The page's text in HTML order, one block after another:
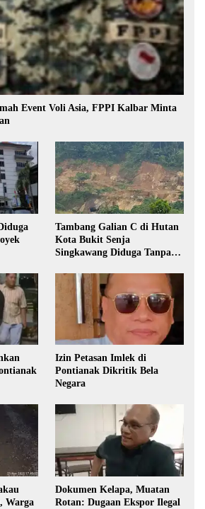
Event Voli Asia, FPPI Kalbar Minta
Tambang Galian C di Hutan
Kota Bukit Senja
Singkawang Diduga Tanpa
Izin Petasan Imlek di
Pontianak Dikritik Bela
Negara
Warga
Dokumen Kelapa, Muatan
Rotan: Dugaan Ekspor Ilegal